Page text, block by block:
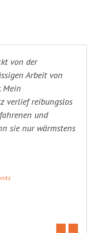
von der
Arbeit von
Mein
verlief reibungslos
und
sie nur wärmstens